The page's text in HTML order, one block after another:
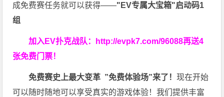
成免费赛任务就可以获得——"EV专属大宝箱"启动码1
组
加入EV扑克战队： http://evpk7.com/96088再送4
张免费门票！
免费赛史上最大变革 ”免费体验场”来了！现在开始
可以随时随地可以享受真实的游戏体验！我们提供丰富